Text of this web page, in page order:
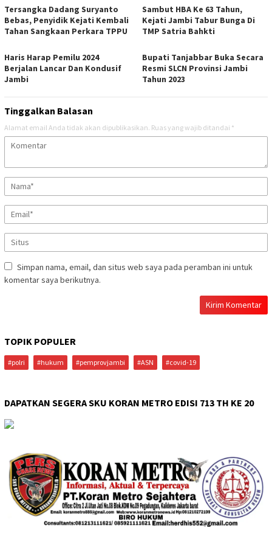
Tersangka Dadang Suryanto
Bebas, Penyidik Kejati Kembali
Tahan Sangkaan Perkara TPPU
Sambut HBA Ke 63 Tahun,
Kejati Jambi Tabur Bunga Di
TMP Satria Bahkti
Haris Harap Pemilu 2024
Berjalan Lancar Dan Kondusif
Jambi
Bupati Tanjabbar Buka Secara
Resmi SLCN Provinsi Jambi
Tahun 2023
Tinggalkan Balasan
Alamat email Anda tidak akan dipublikasikan. Ruas yang wajib ditandai *
Simpan nama, email, dan situs web saya pada peramban ini untuk
komentar saya berikutnya.
TOPIK POPULER
#polri #hukum #pemprovjambi #ASN #covid-19
DAPATKAN SEGERA SKU KORAN METRO EDISI 713 TH KE 20